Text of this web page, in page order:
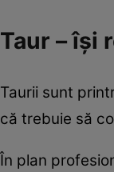
Taur – își
Taurii sunt
că trebuie să
În plan